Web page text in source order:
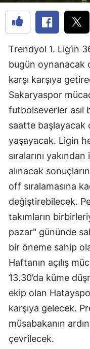
Trendyol 1. Lig’in
bugün oynanacak
karşı karşıya
Sakaryaspor
futbolseverler asıl
saatte başlayacak
yaşayacak. Ligin
sıralarını
alınacak
off sıralamasına
değiştirebilecek.
takımların
pazar" gününde
bir öneme sahip
Haftanın açılış
13.30’da küme
ekip olan
karşıya gelecek.
müsabakanın
çevrilecek.